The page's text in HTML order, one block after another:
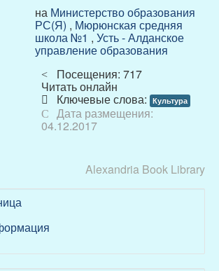
на Министерство образования
РС(Я) , Мюрюнская средняя
школа №1 , Усть - Алданское
управление образования
Посещения: 717
Читать онлайн
Ключевые слова: Культура
Дата размещения:
04.12.2017
Alexandria Book Library